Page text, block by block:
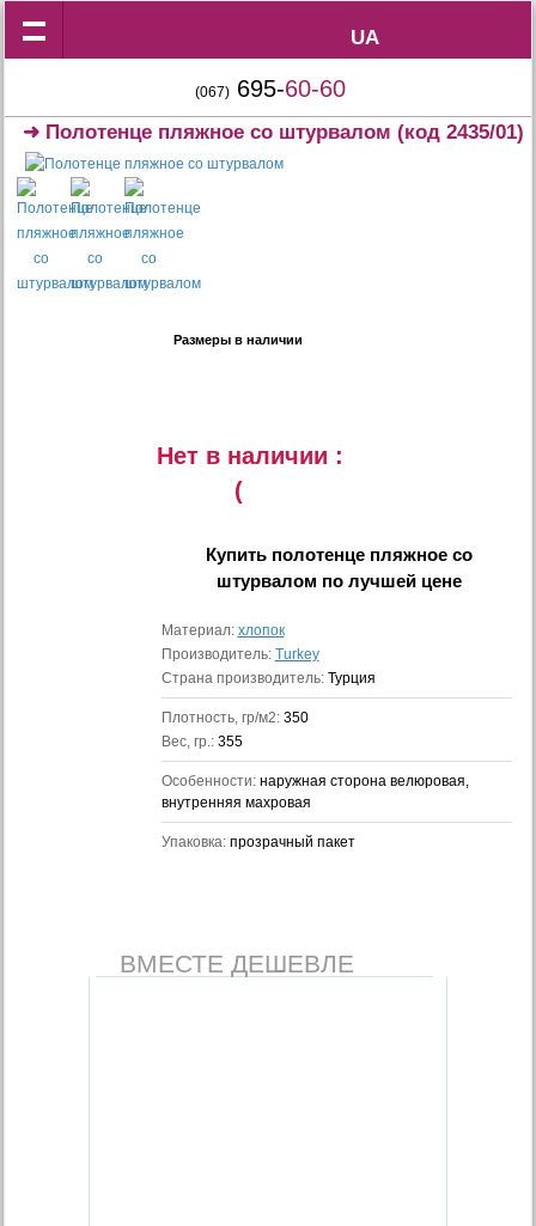
UA
UA
(067) 695-60-60
➜ Полотенце пляжное со штурвалом (код 2435/01)
Размеры в наличии
Нет в наличии :
(
Купить полотенце пляжное со
штурвалом по лучшей цене
Материал: хлопок
Производитель: Turkey
Страна производитель: Турция
Плотность, гр/м2: 350
Вес, гр.: 355
Особенности: наружная сторона велюровая,
внутренняя махровая
Упаковка: прозрачный пакет
ВМЕСТЕ ДЕШЕВЛЕ